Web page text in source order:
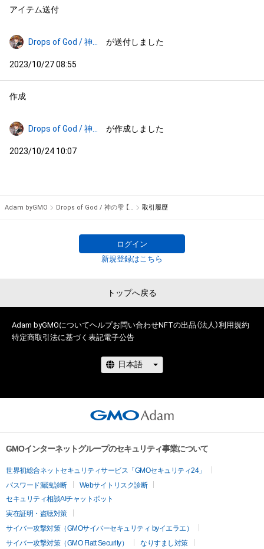
アイテム送付
が送付しました
2023/10/27 08:55
作成
が作成しました
2023/10/24 10:07
Adam byGMO Drops of God / 神の雫 【土肥 ロベール】 #82/200 取引履歴
ログイン
新規登録はこちら
トップへ戻る
Adam byGMOについてヘルプお問い合わせNFTの出品（法人）利用規約
特定商取引法に基づく表記電子公告
GMOインターネットグループのセキュリティ事業について
世界初総合ネットセキュリティサービス「GMOセキュリティ24」
パスワード漏洩診断
Webサイトリスク診断
セキュリティ相談AIチャットボット
実在証明・盗聴対策
サイバー攻撃対策（GMOサイバーセキュリティ byイエラエ）
サイバー攻撃対策（GMO Flatt Security）
なりすまし対策